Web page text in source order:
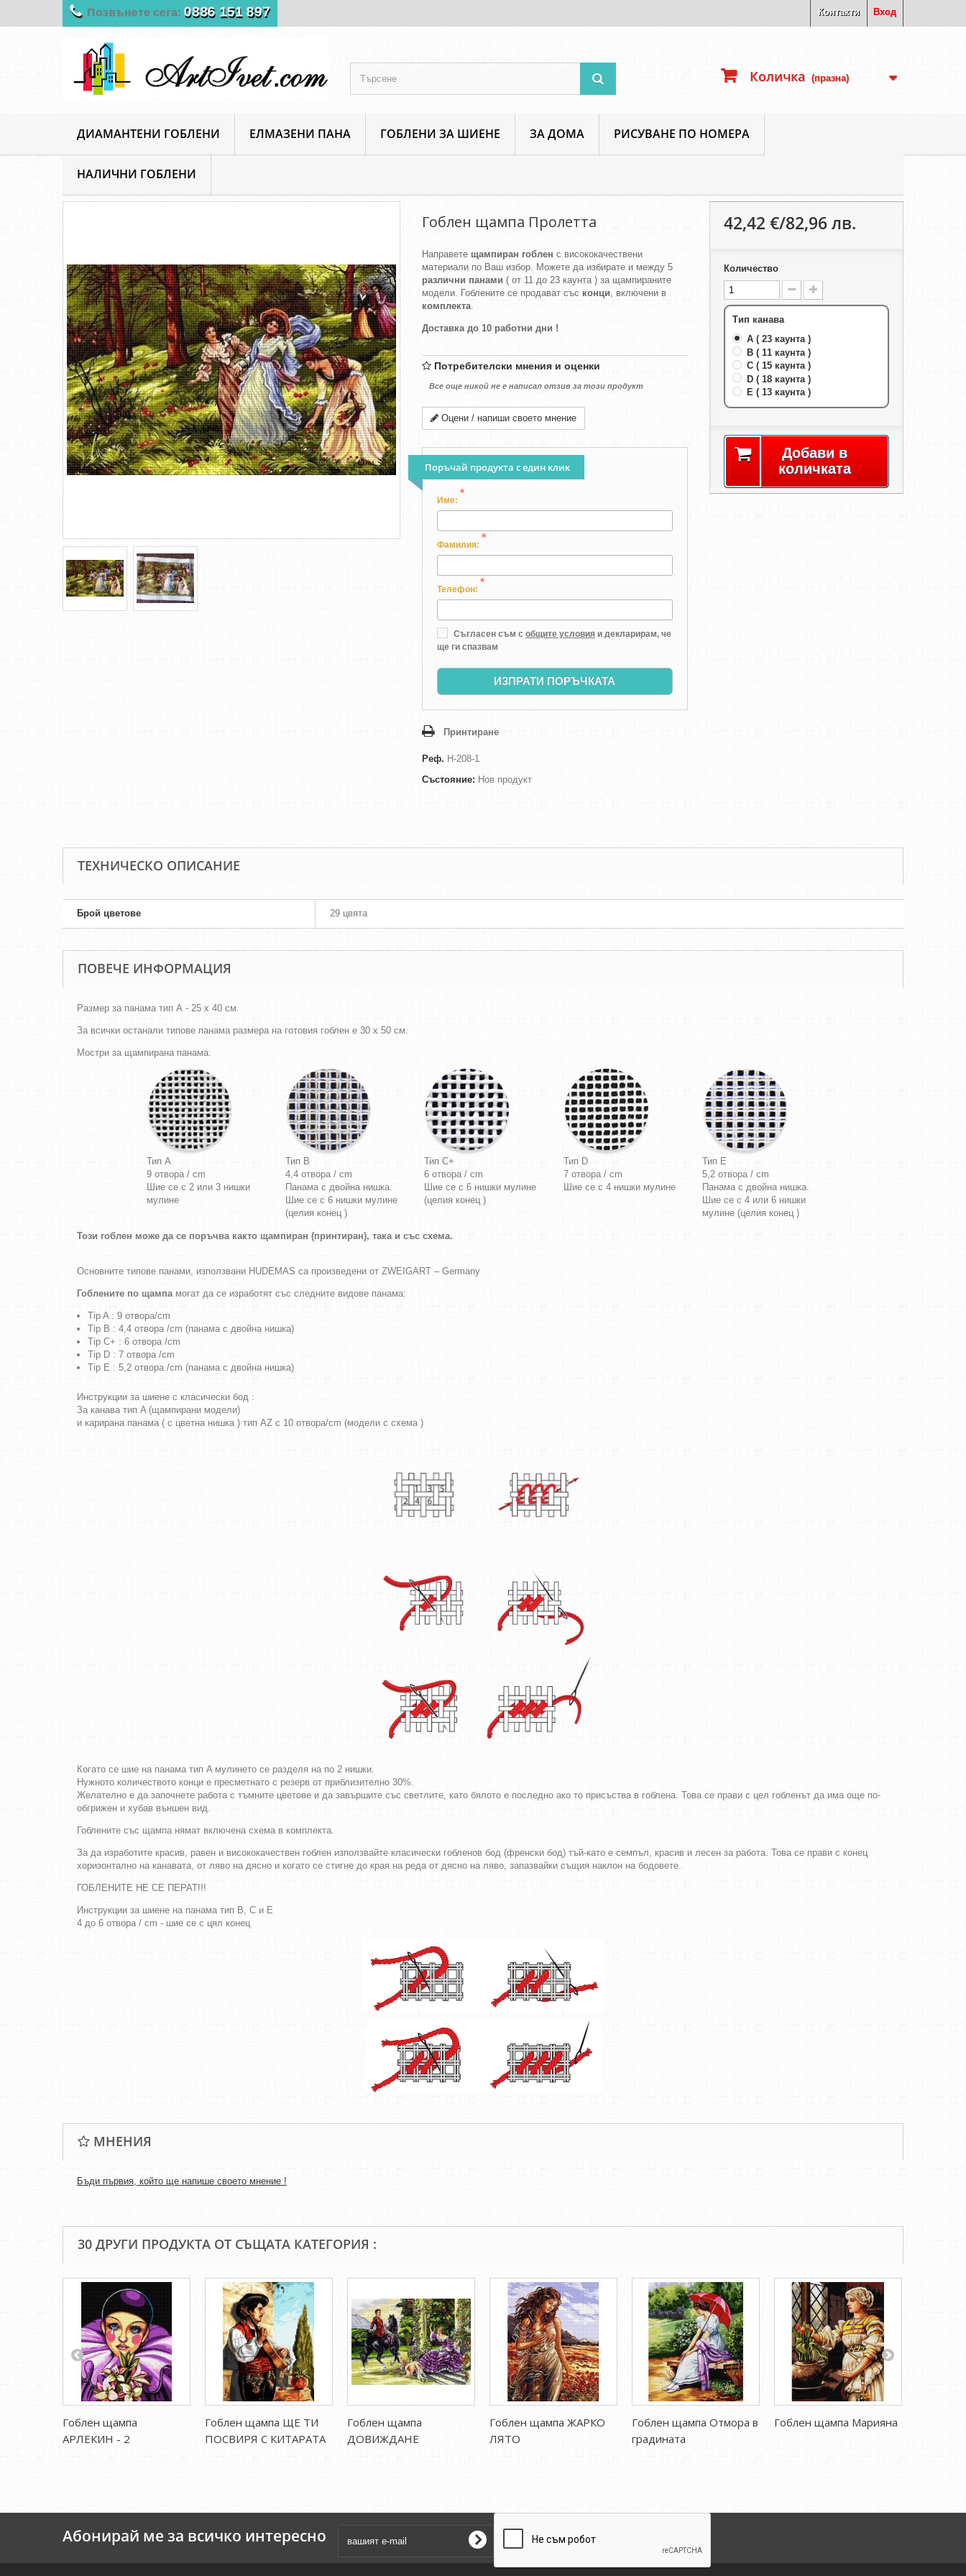
Вход
Контакти
Позвънете сега: 0886 151 897
ДИАМАНТЕНИ ГОБЛЕНИ ЕЛМАЗЕНИ ПАНА ГОБЛЕНИ ЗА ШИЕНЕ ЗА ДОМА РИСУВАНЕ ПО НОМЕРА
НАЛИЧНИ ГОБЛЕНИ
Количка (празна)
ArtIvet Гоблени за шиене
Гоблен щампа Пролетта
Направете щампиран гоблен с висококачествени
материали по Ваш избор. Можете да избирате и между 5
различни панами ( от 11 до 23 каунта ) за щампираните
модели. Гоблените се продават със конци, включени в
комплекта.
Доставка до 10 работни дни !
Потребителски мнения и оценки
Все още никой не е написал отзив за този продукт
Оцени / напиши своето мнение
Поръчай продукта с един клик
Име:
*
Фамилия:
*
Телефон:
*
Съгласен съм с общите условия и декларирам, че
ще ги спазвам
ИЗПРАТИ ПОРЪЧКАТА
Принтиране
Реф. H-208-1
Състояние: Нов продукт
42,42 €/82,96 лв.
Количество
Тип канава
A ( 23 каунта )
B ( 11 каунта )
C ( 15 каунта )
D ( 18 каунта )
E ( 13 каунта )
Добави в
количката
ТЕХНИЧЕСКО ОПИСАНИЕ
Брой цветове 29 цвята
ПОВЕЧЕ ИНФОРМАЦИЯ
Размер за панама тип А - 25 х 40 см.
За всички останали типове панама размера на готовия гоблен е 30 х 50 см.
Мостри за щампирана панама:
Тип A
9 отвора / cm
Шие се с 2 или 3 нишки
мулине
Тип B
4,4 отвора / cm
Панама с двойна нишка.
Шие се с 6 нишки мулине
(целия конец )
Тип C+
6 отвора / cm
Шие се с 6 нишки мулине
(целия конец )
Тип D
7 отвора / cm
Шие се с 4 нишки мулине
Тип E
5,2 отвора / cm
Панама с двойна нишка.
Шие се с 4 или 6 нишки
мулине (целия конец )
Този гоблен може да се поръчва както щампиран (принтиран), така и със схема.
Основните типове панами, използвани HUDEMAS са произведени от ZWEIGART – Germany
Гоблените по щампамогат да се изработят със следните видове панама:
Tip A : 9 отвора/cm
Tip B : 4,4 отвора /cm (панама с двойна нишка)
Tip C+ : 6 отвора /cm
Tip D : 7 отвора /cm
Tip E : 5,2 отвора /cm (панама с двойна нишка)
Инструкции за шиене с класически бод :
За канава тип A (щампирани модели)
и карирана панама ( с цветна нишка ) тип AZ с 10 отвора/cm (модели с схема )
Когато се шие на панама тип A мулинето се разделя на по 2 нишки.
Нужното количеството конци е пресметнато с резерв от приблизително 30%.
Желателно е да започнете работа с тъмните цветове и да завършите със светлите, като бялото е последно ако то присъства в гоблена. Това се прави с цел гобленът да има още по-
обгрижен и хубав външен вид.
Гоблените със щампа нямат включена схема в комплекта.
За да изработите красив, равен и висококачествен гоблен използвайте класически гобленов бод (френски бод) тъй-като е семпъл, красив и лесен за работа. Това се прави с конец
хоризонтално на канавата, от ляво на дясно и когато се стигне до края на реда от дясно на ляво, запазвайки същия наклон на бодовете.
ГОБЛЕНИТЕ НЕ СЕ ПЕРАТ!!!
Инструкции за шиене на панама тип B, C и E
4 до 6 отвора / cm - шие се с цял конец
МНЕНИЯ
Бъди първия, който ще напише своето мнение !
30 ДРУГИ ПРОДУКТА ОТ СЪЩАТА КАТЕГОРИЯ :
Гоблен щампа
АРЛЕКИН - 2
Гоблен щампа ЩЕ ТИ
ПОСВИРЯ С КИТАРАТА
Гоблен щампа
ДОВИЖДАНЕ
Гоблен щампа ЖАРКО
ЛЯТО
Гоблен щампа Отмора в
градината
Гоблен щампа Марияна
Абонирай ме за всичко интересно